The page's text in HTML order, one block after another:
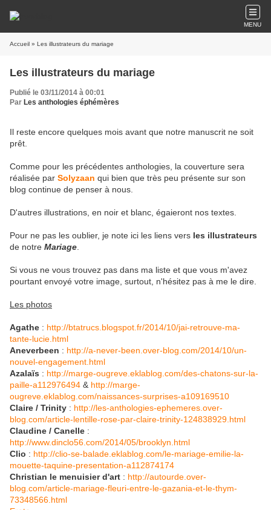
MENU
Accueil » Les illustrateurs du mariage
Les illustrateurs du mariage
Publié le 03/11/2014 à 00:01
Par Les anthologies éphémères
Il reste encore quelques mois avant que notre manuscrit ne soit
prêt.
Comme pour les précédentes anthologies, la couverture sera
réalisée par Solyzaan qui bien que très peu présente sur son
blog continue de penser à nous.
D'autres illustrations, en noir et blanc, égaieront nos textes.
Pour ne pas les oublier, je note ici les liens vers les illustrateurs
de notre Mariage
Si vous ne vous trouvez pas dans ma liste et que vous m'avez
pourtant envoyé votre image, surtout, n'hésitez pas à me le dire.
Les photos
Agathe : http://btatrucs.blogspot.fr/2014/10/jai-retrouve-ma-
tante-lucie.html
Aneverbeen : http://a-never-been.over-blog.com/2014/10/un-
nouvel-engagement.html
Azalaïs : http://marge-ougreve.eklablog.com/des-chatons-sur-la-
paille-a112976494 & http://marge-
ougreve.eklablog.com/naissances-surprises-a109169510
Claire / Trinity : http://les-anthologies-ephemeres.over-
blog.com/article-lentille-rose-par-claire-trinity-124838929.html
Claudine / Canelle :
http://www.dinclo56.com/2014/05/brooklyn.html
Clio : http://clio-se-balade.eklablog.com/le-mariage-emilie-la-
mouette-taquine-presentation-a112874174
Christian le menuisier d'art : http://autourde.over-
blog.com/article-mariage-fleuri-entre-le-gazania-et-le-thym-
73348566.html